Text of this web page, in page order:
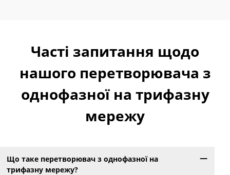
Часті запитання щодо
нашого перетворювача з
однофазної на трифазну
мережу
Що таке перетворювач з однофазної на
трифазну мережу?